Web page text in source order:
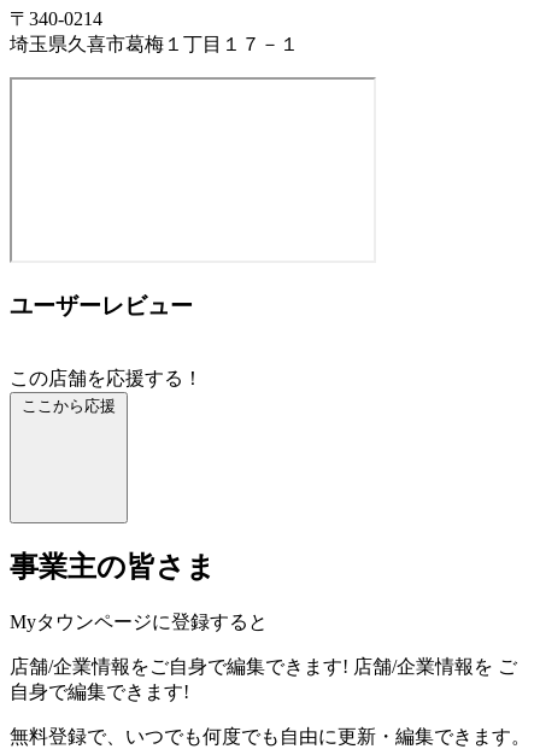
〒340-0214
埼玉県久喜市葛梅１丁目１７－１
ユーザーレビュー
この店舗を応援する！
ここから応援
事業主の皆さま
Myタウンページに登録すると
店舗/企業情報をご自身で編集できます! 店舗/企業情報を ご
自身で編集できます!
無料登録で、いつでも何度でも自由に更新・編集できます。